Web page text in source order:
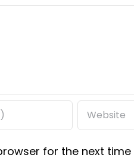
for the next